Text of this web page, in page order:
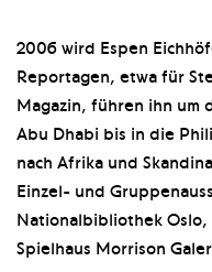
2006 wird Espen
Reportagen, etwa für
Magazin, führen ihn um
Abu Dhabi bis in die
nach Afrika und
Einzel- und
Nationalbibliothek
Spielhaus Morrison